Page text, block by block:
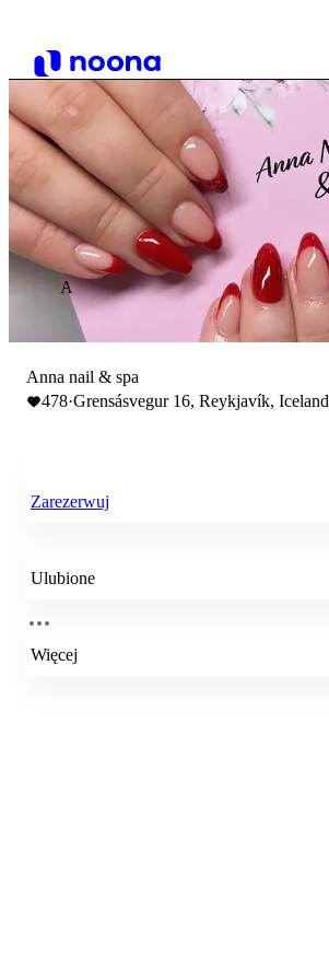
A
Anna nail & spa
478·Grensásvegur 16, Reykjavík, Iceland
Zarezerwuj
Ulubione
Więcej